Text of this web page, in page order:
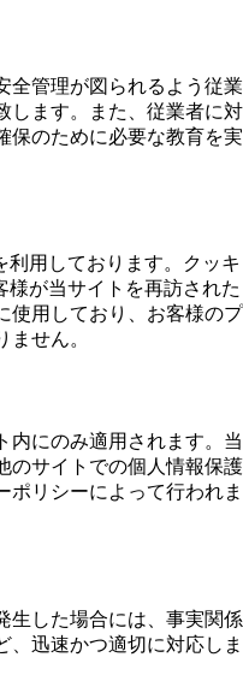
全管理が図られるよう従業
します。また、従業者に対
保のために必要な教育を実
利用しております。クッキ
様が当サイトを再訪された
使用しており、お客様のプ
せん。
内にのみ適用されます。当
のサイトでの個人情報保護
ポリシーによって行われま
生した場合には、事実関係
、迅速かつ適切に対応しま